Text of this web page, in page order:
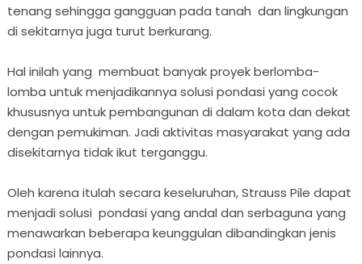
tenang sehingga gangguan pada tanah dan lingkungan
di sekitarnya juga turut berkurang.
Hal inilah yang membuat banyak proyek berlomba-
lomba untuk menjadikannya solusi pondasi yang cocok
khususnya untuk pembangunan di dalam kota dan dekat
dengan pemukiman. Jadi aktivitas masyarakat yang ada
disekitarnya tidak ikut terganggu.
Oleh karena itulah secara keseluruhan, Strauss Pile dapat
menjadi solusi pondasi yang andal dan serbaguna yang
menawarkan beberapa keunggulan dibandingkan jenis
pondasi lainnya.